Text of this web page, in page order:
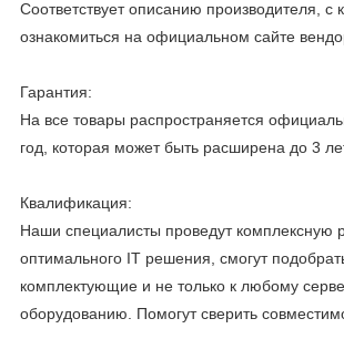
Соответствует описанию производителя,
ознакомиться на официальном сайте
Гарантия:
На все товары распространяется
год, которая может быть расширена до 3
Квалификация:
Наши специалисты проведут комплексную
оптимального IT решения, смогут
комплектующие и не только к любому
оборудованию. Помогут сверить